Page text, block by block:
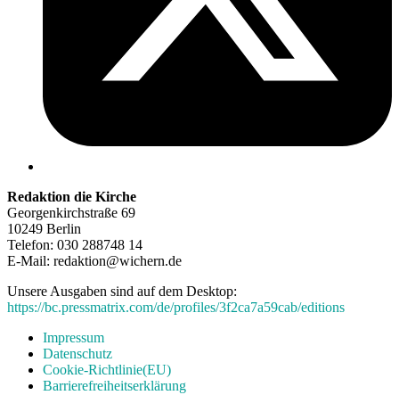
Redaktion die Kirche
Georgenkirchstraße 69
10249 Berlin
Telefon: 030 288748 14
E-Mail: redaktion@wichern.de
Unsere Ausgaben sind auf dem Desktop:
https://bc.pressmatrix.com/de/profiles/3f2ca7a59cab/editions
Impressum
Datenschutz
Cookie-Richtlinie(EU)
Barrierefreiheitserklärung